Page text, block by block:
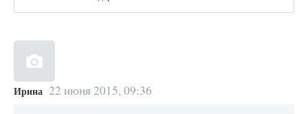
Ирина 22 июня 2015, 09:36